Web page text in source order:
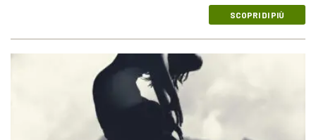
SCOPRI DI PIÙ